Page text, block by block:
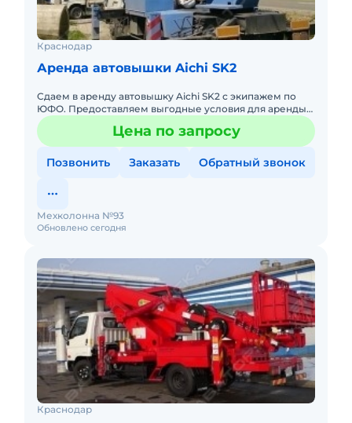
Краснодар
Аренда автовышки Aichi SK2
Сдаем в аренду автовышку Aichi SK2 с экипажем по
ЮФО. Предоставляем выгодные условия для аренды
автовышки Aichi SK2 в Южном федеральном округе.
Кроме аренды спеЦена по запросу
Позвонить Заказать Обратный звонок
Обновлено сегодня
Мехколонна №93
Краснодар